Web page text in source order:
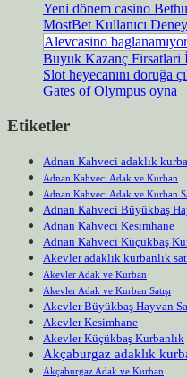
Yeni dönem casino
MostBet Kullanıcı
Alevcasino
Buyuk Kazanç Firsatlari
Slot heyecanını doruğa
Gates of Olympus oyna
Etiketler
Adnan Kahveci adaklık
Adnan Kahveci Adak ve Kurban
Adnan Kahveci Adak ve Kurban
Adnan Kahveci Büyükbaş
Adnan Kahveci Kesimhane
Adnan Kahveci Küçükbaş
Akevler adaklık kurbanlık
Akevler Adak ve Kurban
Akevler Adak ve Kurban Satışı
Akevler Büyükbaş Hayvan
Akevler Kesimhane
Akevler Küçükbaş Kurbanlık
Akçaburgaz adaklık
Akçaburgaz Adak ve Kurban